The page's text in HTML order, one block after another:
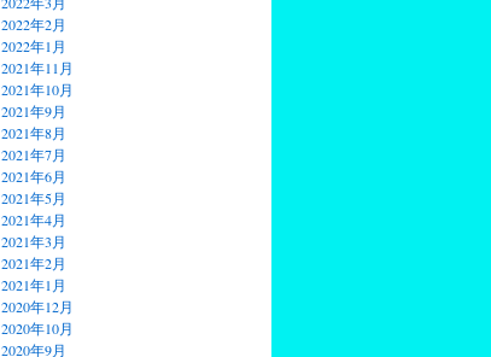
2022年2月
2022年1月
2021年11月
2021年10月
2021年9月
2021年8月
2021年7月
2021年6月
2021年5月
2021年4月
2021年3月
2021年2月
2021年1月
2020年12月
2020年10月
2020年9月